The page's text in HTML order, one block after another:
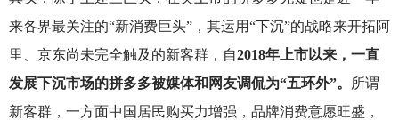
来各界最关注的“新消费巨头”，其运用“下沉”的战略来开拓阿
里、京东尚未完全触及的新客群，自2018年上市以来，一直
发展下沉市场的拼多多被媒体和网友调侃为“五环外”。
所谓
新客群，一方面中国居民购买力增强，品牌消费意愿旺盛，